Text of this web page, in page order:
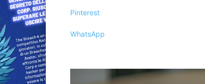
Pinterest
WhatsApp